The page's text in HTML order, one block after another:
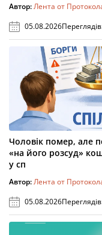
Автор:Лента от
05.08.2026
Чоловік помер, але
«на його розсуд»
у сп
Автор:Лента от
05.08.2026